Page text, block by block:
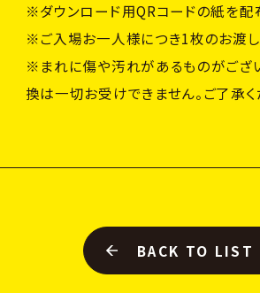
※ダウンロード用QRコードの紙を配
※ご入場お一人様につき1枚のお渡し
※まれに傷や汚れがあるものがござ
換は一切お受けできません。ご了承く
BACK TO LIST